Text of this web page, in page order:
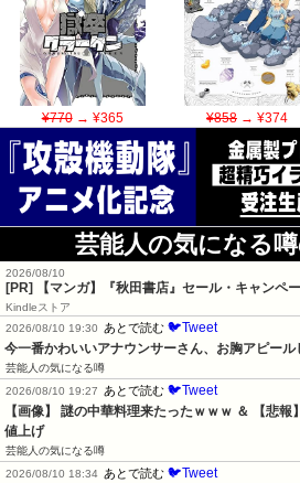
¥770→ ¥365 ¥858→ ¥374
芸能人の気になる
2026/08/10
[PR] 【マンガ】『秋田書店』セール・キャンペ
Kindleストア
2026/08/10 19:30
あとで読む 🐦Tweet
今一番かわいいアナウンサーさん、お胸アピール
芸能人の気になる噂
2026/08/10 19:27
あとで読む 🐦Tweet
【画像】 謎の中華料理来たったｗｗｗ ＆ 【悲
値上げ
芸能人の気になる噂
2026/08/10 18:34 あとで読む 🐦Tweet